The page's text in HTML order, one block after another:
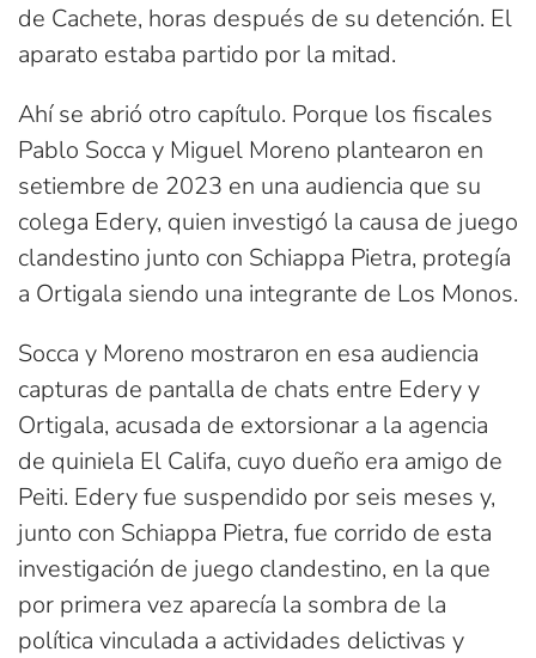
de Cachete, horas después de su detención. El
aparato estaba partido por la mitad.
Ahí se abrió otro capítulo. Porque los fiscales
Pablo Socca y Miguel Moreno plantearon en
setiembre de 2023 en una audiencia que su
colega Edery, quien investigó la causa de juego
clandestino junto con Schiappa Pietra, protegía
a Ortigala siendo una integrante de Los Monos.
Socca y Moreno mostraron en esa audiencia
capturas de pantalla de chats entre Edery y
Ortigala, acusada de extorsionar a la agencia
de quiniela El Califa, cuyo dueño era amigo de
Peiti. Edery fue suspendido por seis meses y,
junto con Schiappa Pietra, fue corrido de esta
investigación de juego clandestino, en la que
por primera vez aparecía la sombra de la
política vinculada a actividades delictivas y